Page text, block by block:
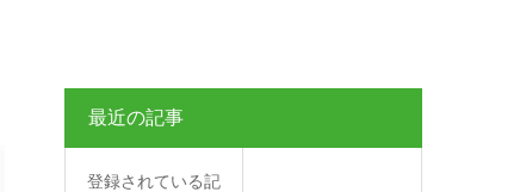
最近の記事
登録されている記